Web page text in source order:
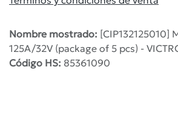
Nombre mostrado: [CIP132125010]
125A/32V (package of 5 pcs) -
Código HS: 85361090